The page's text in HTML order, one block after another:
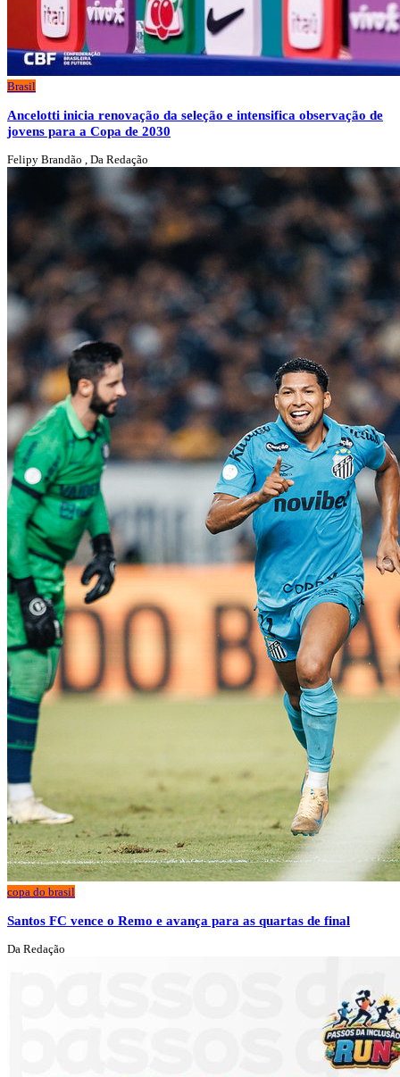
Brasil
Ancelotti inicia renovação da seleção e intensifica observação de
jovens para a Copa de 2030
Felipy Brandão , Da Redação
copa do brasil
Santos FC vence o Remo e avança para as quartas de final
Da Redação